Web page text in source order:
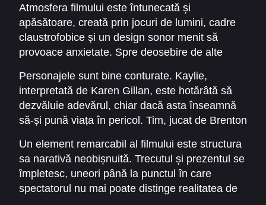
psihiatrică, este mai sceptic, dar împreună
pornesc într-o luptă înfricoșătoare pentru
adevăr.
groazei pe care frații au trăit-o. Oglinda devine
un personaj în sine, un simbol al fricii și al
manipulării psihologice.
Atmosfera filmului este întunecată și
apăsătoare, creată prin jocuri de lumini, cadre
claustrofobice și un design sonor menit să
provoace anxietate. Spre deosebire de alte
banale, aici accentul este pus pe suspansul
psihologic, pe nebunia care se instalează
treptat și pe ideea că realitatea poate fi
distorsionată de puterea răului.
Personajele sunt bine conturate. Kaylie,
interpretată de Karen Gillan, este hotărâtă să
dezvăluie adevărul, chiar dacă asta înseamnă
să-și pună viața în pericol. Tim, jucat de Brenton
copilăriei, reprezentând vocea raționalității într-o
poveste dominată de supranatural.
Un element remarcabil al filmului este structura
sa narativă neobișnuită. Trecutul și prezentul se
împletesc, uneori până la punctul în care
spectatorul nu mai poate distinge realitatea de